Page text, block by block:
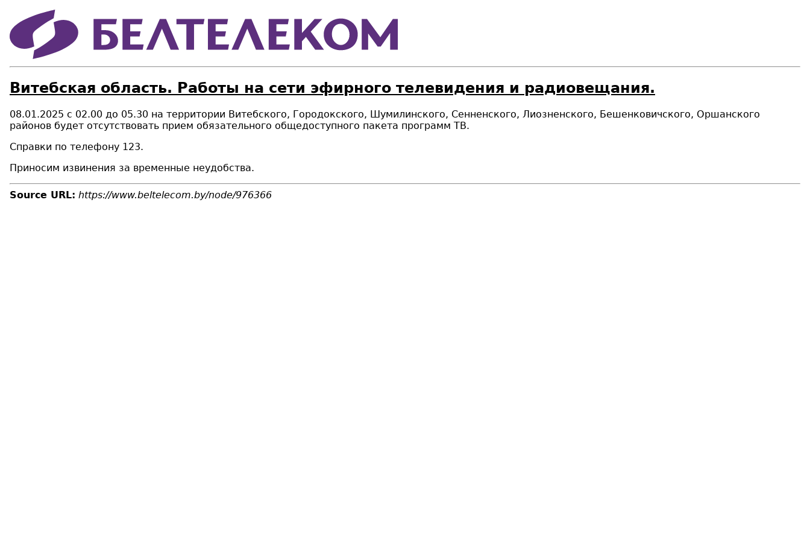
Витебская область. Работы на сети эфирного телевидения и радиовещания.
08.01.2025 с 02.00 до 05.30 на территории Витебского, Городокского, Шумилинского, Сенненского, Лиозненского, Бешенковичского, Оршанского
районов будет отсутствовать прием обязательного общедоступного пакета программ ТВ.
Справки по телефону 123.
Приносим извинения за временные неудобства.
Source URL: https://www.beltelecom.by/node/976366